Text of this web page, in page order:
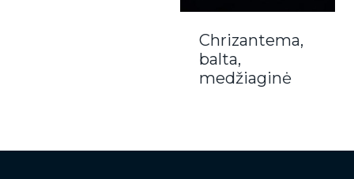
Chrizantema,
balta,
medžiaginė